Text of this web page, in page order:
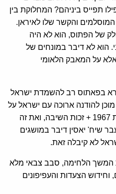
תפייס ביניהם? המחלוקת בין
המוסלמים והקשר שלו לאיראן.
של הפתוס, הוא לא היה
הוא לא דיבר במונחים של
על המאבק הלאומי
בפאתוס רב להשמדת ישראל
להודנה ארוכה עם ישראל על
בסיס מדינה פלסטינית בגבולות 1967 + זכות השיבה, ואת זה
שיח' יאסין דיבר במושגים
לא קיבלה זאת.
המשך הלחימה, סבב צבאי מלא
הצעדות והעפיפונים